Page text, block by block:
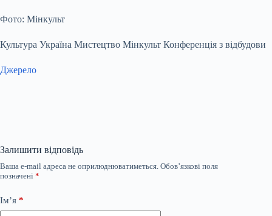
Фото: Мінкульт
Культура Україна Мистецтво Мінкульт Конференція з відбудови
Джерело
Залишити відповідь
Ваша e-mail адреса не оприлюднюватиметься. Обов’язкові поля
позначені *
Ім’я *